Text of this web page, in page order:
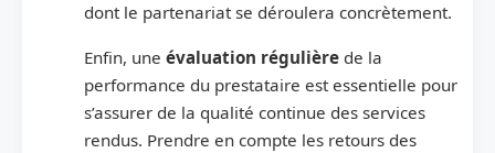
dont le partenariat se déroulera concrètement.
Enfin, une évaluation régulière de la
performance du prestataire est essentielle pour
s’assurer de la qualité continue des services
rendus. Prendre en compte les retours des